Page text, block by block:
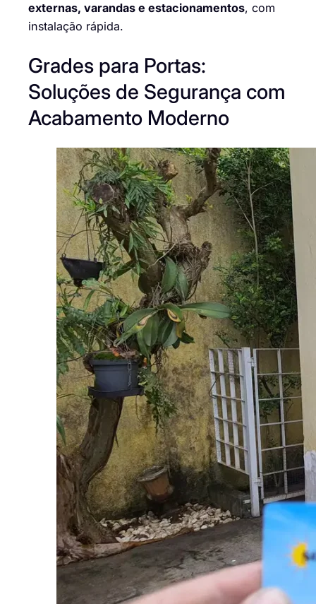
externas, varandas e estacionamentos, com
instalação rápida.
Grades para Portas:
Soluções de Segurança com
Acabamento Moderno